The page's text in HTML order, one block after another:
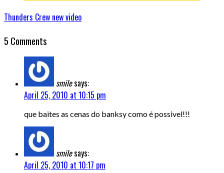
Thunders Crew new video
5 Comments
smilesays:
April 25, 2010 at 10:15 pm
que baites as cenas do banksy como é possivel!!!
smilesays:
April 25, 2010 at 10:17 pm